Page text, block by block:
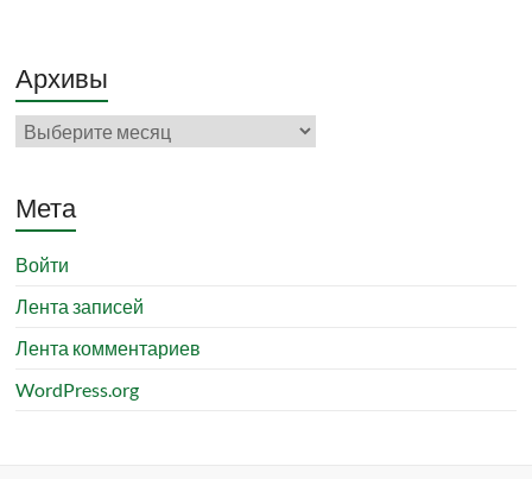
Архивы
Архивы
Мета
Войти
Лента записей
Лента комментариев
WordPress.org